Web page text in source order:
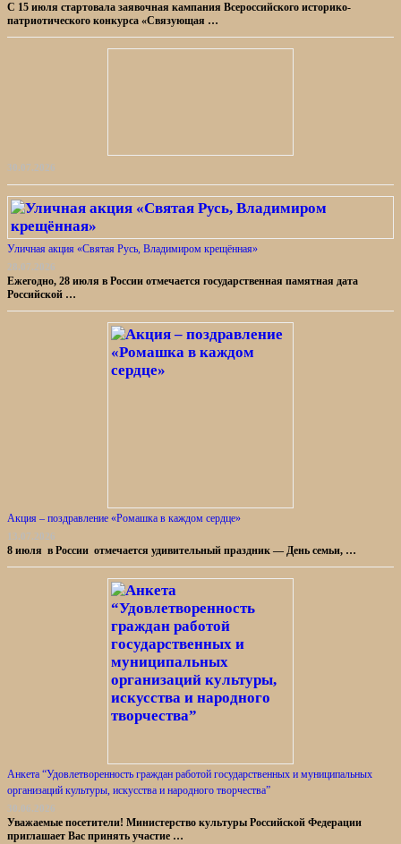
С 15 июля стартовала заявочная кампания Всероссийского историко-
патриотического конкурса «Связующая …
30.07.2026
Уличная акция «Святая Русь, Владимиром крещённая»
28.07.2026
Ежегодно, 28 июля в России отмечается государственная памятная дата
Российской …
Акция – поздравление «Ромашка в каждом сердце»
13.07.2026
8 июля в России отмечается удивительный праздник — День семьи, …
Анкета “Удовлетворенность граждан работой государственных и муниципальных
организаций культуры, искусства и народного творчества”
30.06.2026
Уважаемые посетители! Министерство культуры Российской Федерации
приглашает Вас принять участие …